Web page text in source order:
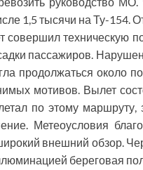
1,5 тысячи на Ту-
совершил техническую
пассажиров.
продолжаться около
мотивов. Вылет
по этому
Метеоусловия
внешний обзор.
береговая